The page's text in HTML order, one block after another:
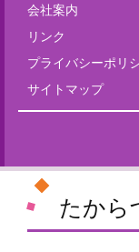
会社案内
リンク
プライバシーポリ
サイトマップ
たから